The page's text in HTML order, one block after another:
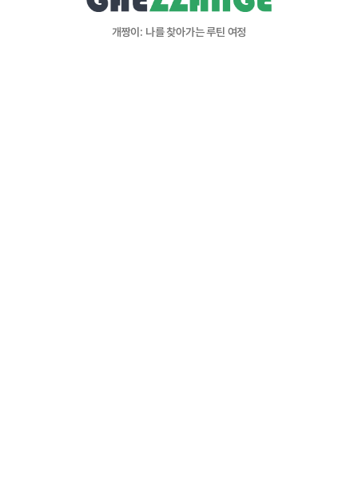
개짱이: 나를 찾아가는 루틴 여정